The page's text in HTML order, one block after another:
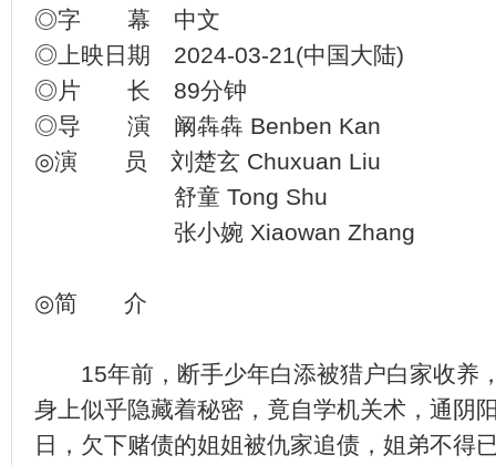
◎字 幕 中文
◎上映日期 2024-03-21(中国大陆)
◎片 长 89分钟
◎导 演 阚犇犇 Benben Kan
◎演 员 刘楚玄 Chuxuan Liu
舒童 Tong Shu
张小婉 Xiaowan Zhang
◎简 介
15年前，断手少年白添被猎户白家收养
身上似乎隐藏着秘密，竟自学机关术，通阴
日，欠下赌债的姐姐被仇家追债，姐弟不得